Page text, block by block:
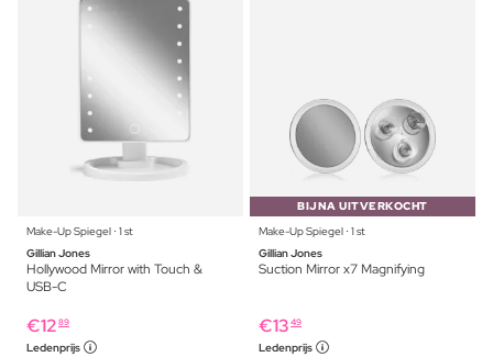
Make-Up Spiegel ⋅ 1 st
Gillian Jones
Hollywood Mirror with Touch &
USB-C
€12 89
Ledenprijs
BIJNA UITVERKOCHT
Make-Up Spiegel ⋅ 1 st
Gillian Jones
Suction Mirror x7 Magnifying
€13 49
Ledenprijs